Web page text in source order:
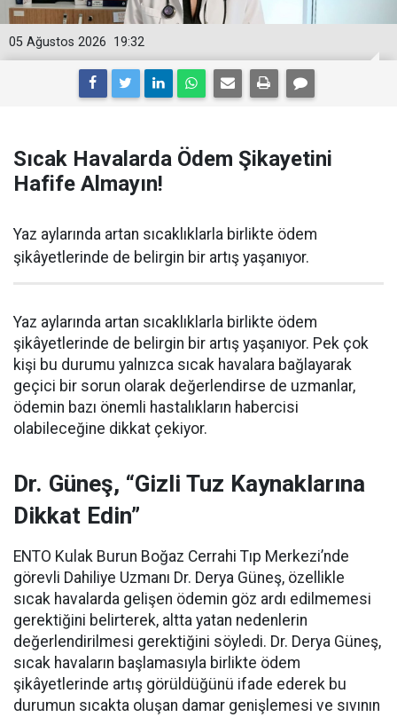
19:32
05 Ağustos 2026
Sıcak Havalarda Ödem Şikayetini
Hafife Almayın!
Yaz aylarında artan sıcaklıklarla birlikte ödem
şikâyetlerinde de belirgin bir artış yaşanıyor.
Yaz aylarında artan sıcaklıklarla birlikte ödem
şikâyetlerinde de belirgin bir artış yaşanıyor. Pek çok
kişi bu durumu yalnızca sıcak havalara bağlayarak
geçici bir sorun olarak değerlendirse de uzmanlar,
ödemin bazı önemli hastalıkların habercisi
olabileceğine dikkat çekiyor.
Dr. Güneş, “Gizli Tuz Kaynaklarına
Dikkat Edin”
ENTO Kulak Burun Boğaz Cerrahi Tıp Merkezi’nde
görevli Dahiliye Uzmanı Dr. Derya Güneş, özellikle
sıcak havalarda gelişen ödemin göz ardı edilmemesi
gerektiğini belirterek, altta yatan nedenlerin
değerlendirilmesi gerektiğini söyledi. Dr. Derya Güneş,
sıcak havaların başlamasıyla birlikte ödem
şikâyetlerinde artış görüldüğünü ifade ederek bu
durumun sıcakta oluşan damar genişlemesi ve sıvının